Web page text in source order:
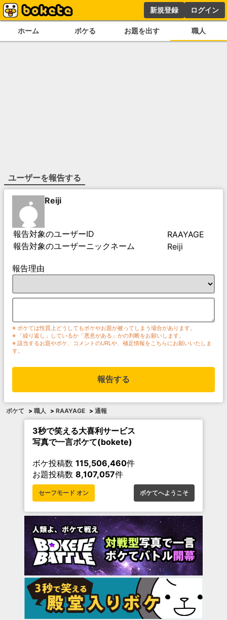
新規登録 ログイン
ホーム ボケる お題を出す 職人
ユーザーを報告する
Reiji
報告対象のユーザーID
RAAYAGE
報告対象のユーザーニックネーム
Reiji
報告理由
※ ボケては性質上どうしてもボケやお題が被ってしまう場合があります。
※ 「繰り返し」しているか「悪意がある」かの判断をお願いします。
※ 該当するお題やボケ、コメントのURLや、補足情報をこちらにお願いいたしま
す。
報告する
ボケて > 職人 > RAAYAGE > 通報
3秒で笑える大喜利サービス
写真で一言ボケて(bokete)
ボケ投稿数 115,506,460件
お題投稿数 8,107,057件
セーフモード オン ボケてへようこそ